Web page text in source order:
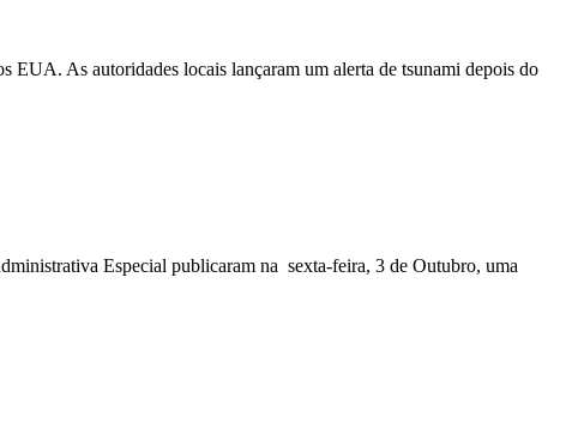
EUA. As autoridades locais lançaram um alerta de tsunami depois do
Especial publicaram na sexta-feira, 3 de Outubro, uma